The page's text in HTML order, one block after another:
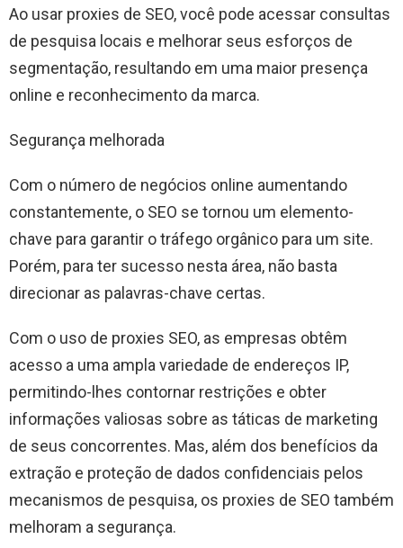
Ao usar proxies de SEO, você pode acessar consultas
de pesquisa locais e melhorar seus esforços de
segmentação, resultando em uma maior presença
online e reconhecimento da marca.
Segurança melhorada
Com o número de negócios online aumentando
constantemente, o SEO se tornou um elemento-
chave para garantir o tráfego orgânico para um site.
Porém, para ter sucesso nesta área, não basta
direcionar as palavras-chave certas.
Com o uso de proxies SEO, as empresas obtêm
acesso a uma ampla variedade de endereços IP,
permitindo-lhes contornar restrições e obter
informações valiosas sobre as táticas de marketing
de seus concorrentes. Mas, além dos benefícios da
extração e proteção de dados confidenciais pelos
mecanismos de pesquisa, os proxies de SEO também
melhoram a segurança.